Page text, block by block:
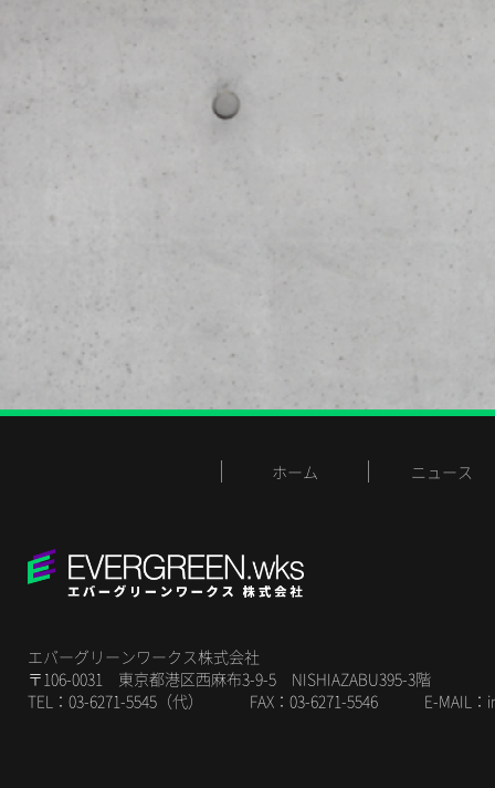
ホーム ニュース
エバーグリーンワークス株式会社
〒106-0031 東京都港区西麻布3-9-5 NISHIAZABU395-3階
TEL：03-6271-5545（代） FAX：03-6271-5546 E-MAIL：